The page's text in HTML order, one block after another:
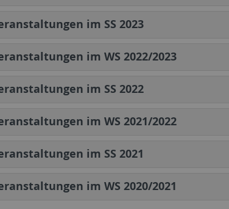
im SS 2023
im WS 2022/2023
im SS 2022
im WS 2021/2022
im SS 2021
im WS 2020/2021